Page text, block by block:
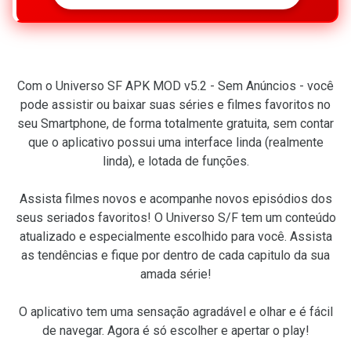
Com o Universo SF APK MOD v5.2 - Sem Anúncios - você
pode assistir ou baixar suas séries e filmes favoritos no
seu Smartphone, de forma totalmente gratuita, sem contar
que o aplicativo possui uma interface linda (realmente
linda), e lotada de funções.
Assista filmes novos e acompanhe novos episódios dos
seus seriados favoritos! O Universo S/F tem um conteúdo
atualizado e especialmente escolhido para você. Assista
as tendências e fique por dentro de cada capitulo da sua
amada série!
O aplicativo tem uma sensação agradável e olhar e é fácil
de navegar. Agora é só escolher e apertar o play!